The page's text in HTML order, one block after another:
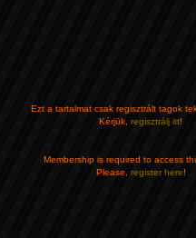
Ezt a tartalmat csak regisztrált tagok
Kérjük, regisztrálj itt!
Membership is required to access
Please, register here!